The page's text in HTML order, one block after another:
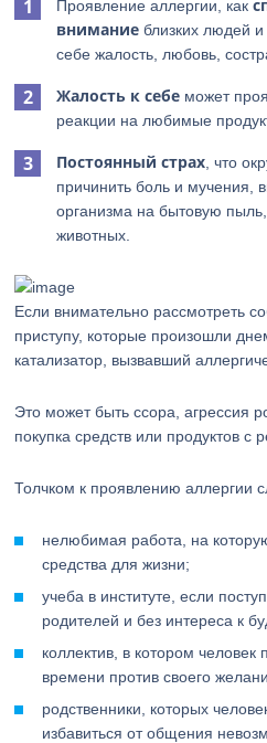
Проявление аллергии, как
внимание близких людей и
себе жалость, любовь,
Жалость к себе может
реакции на любимые
Постоянный страх , что
причинить боль и мучения,
организма на бытовую
животных.
Если внимательно рассмотреть
приступу, которые произошли
катализатор, вызвавший
Это может быть ссора, агрессия
покупка средств или продуктов с
Толчком к проявлению аллергии
нелюбимая работа, на
средства для жизни;
учеба в институте, если
родителей и без интереса к
коллектив, в котором человек
времени против своего
родственники, которых
избавиться от общения